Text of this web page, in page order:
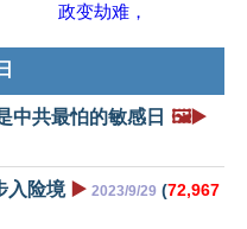
政变劫难，
中共最怕的敏感日 🖼️▶️
入险境 ▶️ 2023/9/29 (72,967